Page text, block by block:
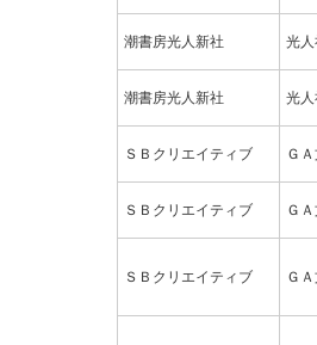
潮書房光人新社 光
潮書房光人新社 光
ＳＢクリエイティブ Ｇ
ＳＢクリエイティブ Ｇ
ＳＢクリエイティブ Ｇ